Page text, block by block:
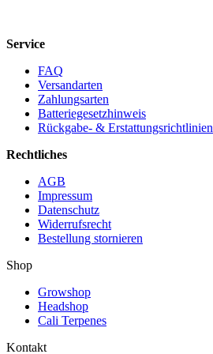
Service
FAQ
Versandarten
Zahlungsarten
Batteriegesetzhinweis
Rückgabe- & Erstattungsrichtlinien
Rechtliches
AGB
Impressum
Datenschutz
Widerrufsrecht
Bestellung stornieren
Shop
Growshop
Headshop
Cali Terpenes
Kontakt